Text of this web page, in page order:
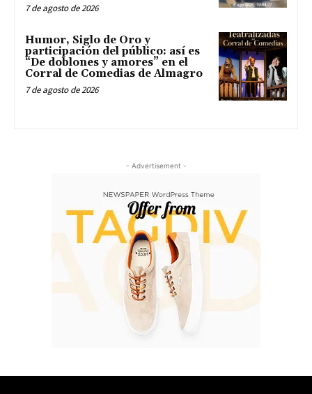
7 de agosto de 2026
Humor, Siglo de Oro y
participación del público: así es
“De doblones y amores” en el
Corral de Comedias de Almagro
7 de agosto de 2026
- Advertisement -